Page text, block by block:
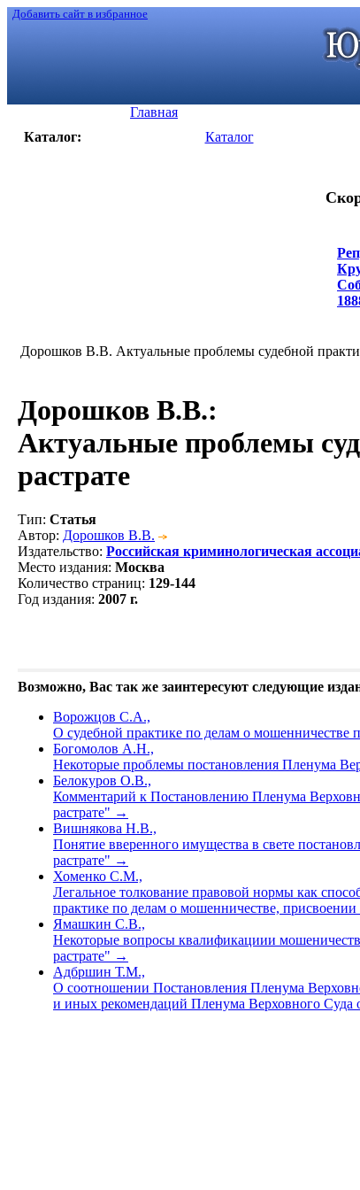
Добавить сайт в избранное
Главная
Каталог:
Каталог
Дорошков В.В. Актуальные проблемы судебной
Дорошков В.В.:
Актуальные проблемы
растрате
Тип: Статья
Автор: Дорошков В.В.
Издательство: Российская криминологическая
Место издания: Москва
Количество страниц: 129-144
Год издания: 2007 г.
Возможно, Вас так же заинтересуют следующие
Ворожцов С.А.,
О судебной практике по делам о мошенничестве
Богомолов А.Н.,
Некоторые проблемы постановления Пленума
Белокуров О.В.,
Комментарий к Постановлению Пленума
растрате" →
Вишнякова Н.В.,
Понятие вверенного имущества в свете
растрате" →
Хоменко С.М.,
Легальное толкование правовой нормы как
практике по делам о мошенничестве, присвоении
Ямашкин С.В.,
Некоторые вопросы квалификациии
растрате" →
Адбршин Т.М.,
О соотношении Постановления Пленума
и иных рекомендаций Пленума Верховного Суда